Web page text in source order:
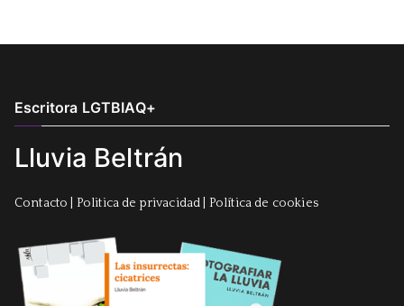
Escritora LGTBIAQ+
Lluvia Beltrán
Contacto Politica de privacidad Política de cookies